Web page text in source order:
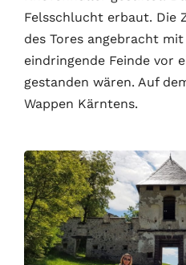
Felsschlucht erbaut. Die
des Tores angebracht
eindringende Feinde vor
gestanden wären. Auf
Wappen Kärntens.